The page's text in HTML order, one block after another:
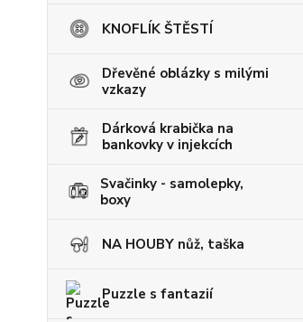
KNOFLÍK ŠTĚSTÍ
Dřevěné oblázky s milými
vzkazy
Dárková krabička na
bankovky v injekcích
Svačinky - samolepky,
boxy
NA HOUBY nůž, taška
Puzzle s fantazií